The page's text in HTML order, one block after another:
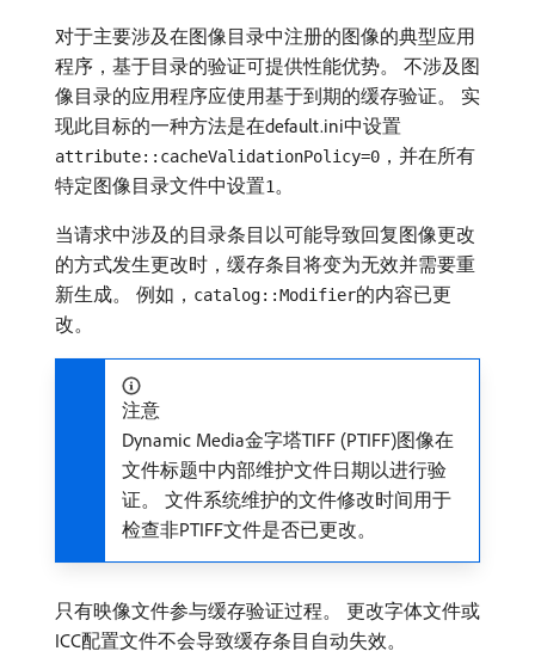
对于主要涉及在图像目录中注册的图像的典型应用
程序，基于目录的验证可提供性能优势。 不涉及图
像目录的应用程序应使用基于到期的缓存验证。 实
现此目标的一种方法是在default.ini中设置
attribute::cacheValidationPolicy=0 ，并在所有
特定图像目录文件中设置1。
当请求中涉及的目录条目以可能导致回复图像更改
的方式发生更改时，缓存条目将变为无效并需要重
新生成。 例如， catalog::Modifier的内容已更
改。
注意
Dynamic Media金字塔TIFF (PTIFF)图像在
文件标题中内部维护文件日期以进行验
证。 文件系统维护的文件修改时间用于
检查非PTIFF文件是否已更改。
只有映像文件参与缓存验证过程。 更改字体文件或
ICC配置文件不会导致缓存条目自动失效。